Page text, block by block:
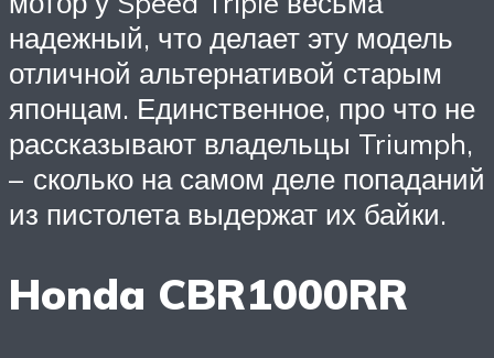
надежный, что делает эту модель
отличной альтернативой старым
японцам. Единственное, про что не
рассказывают владельцы Triumph,
– сколько на самом деле попаданий
из пистолета выдержат их байки.
Honda CBR1000RR